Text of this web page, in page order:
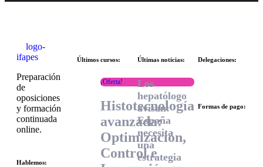
Preparación
de
oposiciones
y formación
continuada
online.
Hablemos:
Últimos cursos:
¡Oferta!
Histotecnología
avanzada:
Optimización,
Control e
Últimas noticias:
Los
hepatólogos
avisan:
España
necesita
una
estrategia
Delegaciones:
Formas de pago: